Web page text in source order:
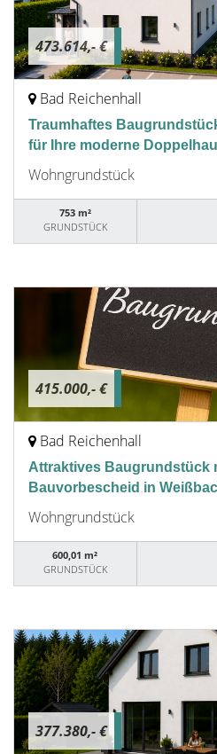
473.614,- €
Bad Reichenhall
Traumhaftes
für Ihre moderne
Wohngrundstück
753 m²
GRUNDSTÜCK
415.000,- €
Bad Reichenhall
Attraktives Baugrundstück
Bauvorbescheid in
Wohngrundstück
600,01 m²
GRUNDSTÜCK
377.380,- €